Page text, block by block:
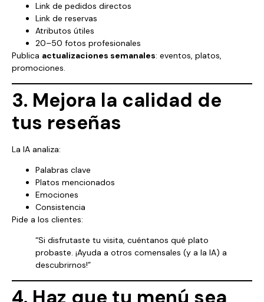
Link de pedidos directos
Link de reservas
Atributos útiles
20–50 fotos profesionales
Publica actualizaciones semanales: eventos, platos,
promociones.
3. Mejora la calidad de
tus reseñas
La IA analiza:
Palabras clave
Platos mencionados
Emociones
Consistencia
Pide a los clientes:
“Si disfrutaste tu visita, cuéntanos qué plato
probaste. ¡Ayuda a otros comensales (y a la IA) a
descubrirnos!”